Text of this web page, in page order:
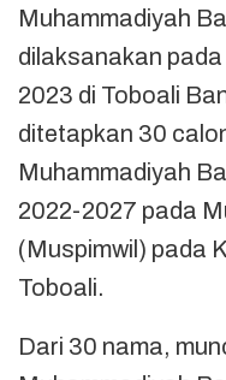
Muhammadiyah
dilaksanakan
2023 di Toboali
ditetapkan 30
Muhammadiyah
2022-2027 pada
(Muspimwil) pada
Toboali.
Dari 30 nama,